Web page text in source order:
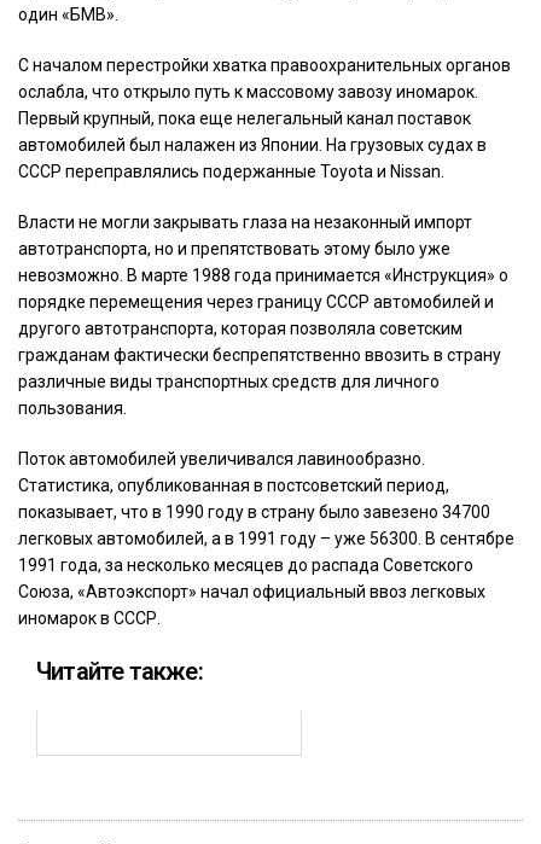
один «БМВ».
С началом перестройки хватка правоохранительных органов
ослабла, что открыло путь к массовому завозу иномарок.
Первый крупный, пока еще нелегальный канал поставок
автомобилей был налажен из Японии. На грузовых судах в
СССР переправлялись подержанные Toyota и Nissan.
Власти не могли закрывать глаза на незаконный импорт
автотранспорта, но и препятствовать этому было уже
невозможно. В марте 1988 года принимается «Инструкция» о
порядке перемещения через границу СССР автомобилей и
другого автотранспорта, которая позволяла советским
гражданам фактически беспрепятственно ввозить в страну
различные виды транспортных средств для личного
пользования.
Поток автомобилей увеличивался лавинообразно.
Статистика, опубликованная в постсоветский период,
показывает, что в 1990 году в страну было завезено 34700
легковых автомобилей, а в 1991 году – уже 56300. В сентябре
1991 года, за несколько месяцев до распада Советского
Союза, «Автоэкспорт» начал официальный ввоз легковых
иномарок в СССР.
Читайте также: